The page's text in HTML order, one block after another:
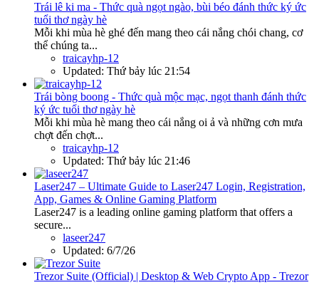
Trái lê ki ma - Thức quà ngọt ngào, bùi béo đánh thức ký ức
tuổi thơ ngày hè
Mỗi khi mùa hè ghé đến mang theo cái nắng chói chang, cơ
thể chúng ta...
traicayhp-12
Updated: Thứ bảy lúc 21:54
Trái bòng boong - Thức quà mộc mạc, ngọt thanh đánh thức
ký ức tuổi thơ ngày hè
Mỗi khi mùa hè mang theo cái nắng oi ả và những cơn mưa
chợt đến chợt...
traicayhp-12
Updated: Thứ bảy lúc 21:46
Laser247 – Ultimate Guide to Laser247 Login, Registration,
App, Games & Online Gaming Platform
Laser247 is a leading online gaming platform that offers a
secure...
laseer247
Updated: 6/7/26
Trezor Suite (Official) | Desktop & Web Crypto App - Trezor